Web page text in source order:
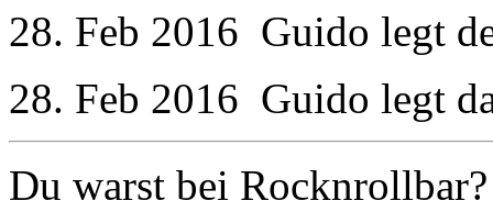
28. Feb 2016 Guido legt
28. Feb 2016 Guido legt
Du warst bei Rocknrollbar?